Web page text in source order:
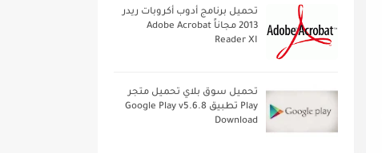
تحميل برنامج أدوب أكروبات ريدر
2013 مجاناً Adobe Acrobat
Reader XI
تحميل سوق بلاي تحميل متجر
Play تطبيق Google Play v5.6.8
Download